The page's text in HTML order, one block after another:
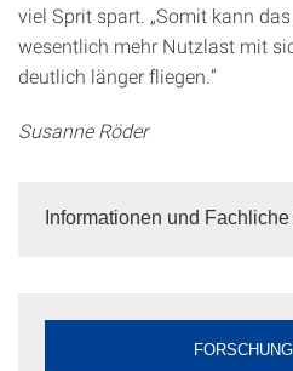
viel Sprit spart. „Somit kann
wesentlich mehr Nutzlast mit
deutlich länger fliegen.“
Susanne Röder
Informationen und